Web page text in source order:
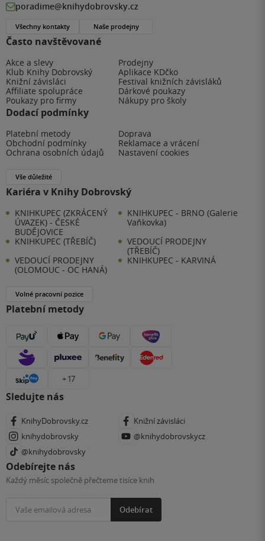
Často navštěvované
Akce a slevy
Prodejny
Klub Knihy Dobrovský
Aplikace KDčko
Knižní závisláci
Festival knižních závisláků
Affiliate spolupráce
Dárkové poukazy
Poukazy pro firmy
Nákupy pro školy
Dodací podmínky
Platební metody
Doprava
Obchodní podmínky
Reklamace a vrácení
Ochrana osobních údajů
Nastavení cookies
Vše důležité
Kariéra v Knihy Dobrovský
KNIHKUPEC (ZKRÁCENÝ
ÚVAZEK) - ČESKÉ
BUDĚJOVICE
KNIHKUPEC - BRNO (Galerie
Vaňkovka)
KNIHKUPEC (TŘEBÍČ)
VEDOUCÍ PRODEJNY
(TŘEBÍČ)
VEDOUCÍ PRODEJNY
(OLOMOUC - OC HANÁ)
KNIHKUPEC - KARVINÁ
Volné pracovní pozice
Platební metody
+ 17
Sledujte nás
KnihyDobrovsky.cz
Knižní závisláci
knihydobrovsky
@knihydobrovskycz
@knihydobrovsky
Odebírejte nás
Každý měsíc společně přečteme tisíce knih
Odebírat
poradime@knihydobrovsky.cz
Všechny kontakty Naše prodejny